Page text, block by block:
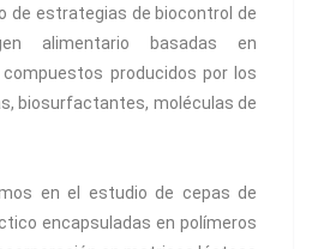
de estrategias de biocontrol de
alimentario basadas en
producidos por los
biosurfactantes, moléculas de
en el estudio de cepas de
encapsuladas en polímeros